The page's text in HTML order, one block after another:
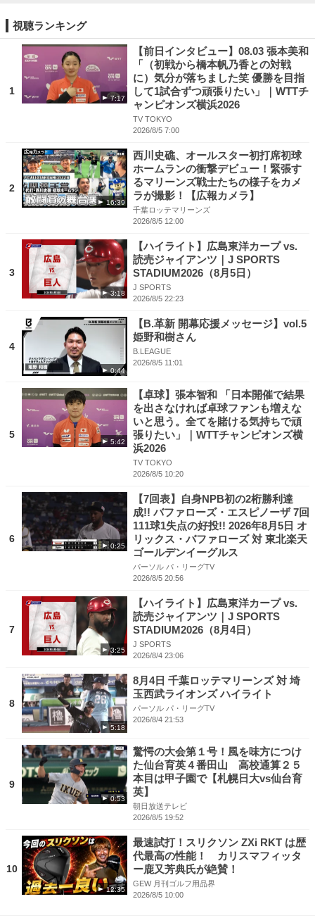
視聴ランキング
1
7:17
【前日インタビュー】08.03 張本美和
「（初戦から橋本帆乃香との対戦
に）気分が落ちました笑 優勝を目指
して1試合ずつ頑張りたい」｜WTTチ
ャンピオンズ横浜2026
TV TOKYO
2026/8/5 7:00
2
16:39
西川史礁、オールスター初打席初球
ホームランの衝撃デビュー！緊張す
るマリーンズ戦士たちの様子をカメ
ラが撮影！【広報カメラ】
千葉ロッテマリーンズ
2026/8/5 12:00
3
3:18
【ハイライト】広島東洋カープ vs.
読売ジャイアンツ｜J SPORTS
STADIUM2026（8月5日）
J SPORTS
2026/8/5 22:23
4
0:44
【B.革新 開幕応援メッセージ】vol.5
姫野和樹さん
B.LEAGUE
2026/8/5 11:01
5
5:42
【卓球】張本智和 「日本開催で結果
を出さなければ卓球ファンも増えな
いと思う。全てを賭ける気持ちで頑
張りたい」｜WTTチャンピオンズ横
浜2026
TV TOKYO
2026/8/5 10:20
6
0:25
【7回表】自身NPB初の2桁勝利達
成!! バファローズ・エスピノーザ 7回
111球1失点の好投!! 2026年8月5日 オ
リックス・バファローズ 対 東北楽天
ゴールデンイーグルス
パーソル パ・リーグTV
2026/8/5 20:56
7
3:25
【ハイライト】広島東洋カープ vs.
読売ジャイアンツ｜J SPORTS
STADIUM2026（8月4日）
J SPORTS
2026/8/4 23:06
8
5:18
8月4日 千葉ロッテマリーンズ 対 埼
玉西武ライオンズ ハイライト
パーソル パ・リーグTV
2026/8/4 21:53
9
0:53
驚愕の大会第１号！風を味方につけ
た仙台育英４番田山 高校通算２５
本目は甲子園で【札幌日大vs仙台育
英】
朝日放送テレビ
2026/8/5 19:52
10
12:35
最速試打！スリクソン ZXi RKT は歴
代最高の性能！ カリスマフィッタ
ー鹿又芳典氏が絶賛！
GEW 月刊ゴルフ用品界
2026/8/5 10:00